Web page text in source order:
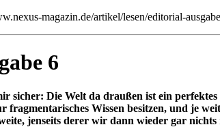
magazin.de/artikel/lesen/editorial-
6
sicher: Die Welt da draußen ist ein
fragmentarisches Wissen besitzen, und je
jenseits derer wir dann wieder gar